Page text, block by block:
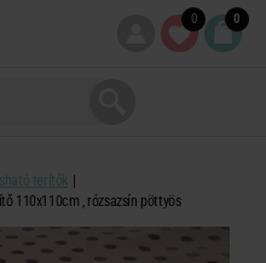
0 0
terítők
110x110cm , rózsazsín pöttyös